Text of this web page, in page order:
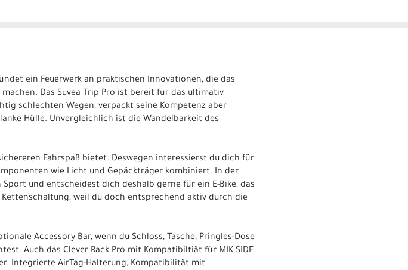
ein Feuerwerk an praktischen Innovationen, die das
Das Suvea Trip Pro ist bereit für das ultimativ
schlechten Wegen, verpackt seine Kompetenz aber
Hülle. Unvergleichlich ist die Wandelbarkeit des
Fahrspaß bietet. Deswegen interessierst du dich für
wie Licht und Gepäckträger kombiniert. In der
und entscheidest dich deshalb gerne für ein E-Bike, das
weil du doch entsprechend aktiv durch die
Accessory Bar, wenn du Schloss, Tasche, Pringles-Dose
Auch das Clever Rack Pro mit Kompatibiltiät für MIK SIDE
Integrierte AirTag-Halterung, Kompatibilität mit